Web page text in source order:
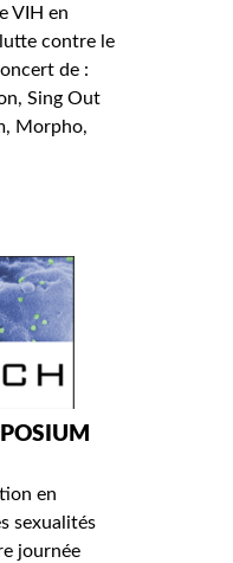
VIH en
contre le
de :
Sing Out
Morpho,
en
sexualités
journée